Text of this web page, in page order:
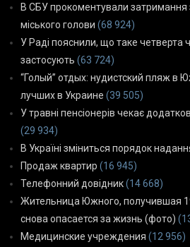
В СБУ прокоментували
міського голови (68 924)
У Раді пояснили, що таке четверта
застосують (63 724)
“Голый” отдых: нудистский пляж в
лучших в Украине (39 505)
У травні пенсіонерів чекає
(29 934)
В Україні зміниться порядок
Продаж квартир (16 945)
Телефонний довідник(14 668)
Жительница Южного, получившая
снова опасается за жизнь (фото)
Медицинские учреждения (12 956)